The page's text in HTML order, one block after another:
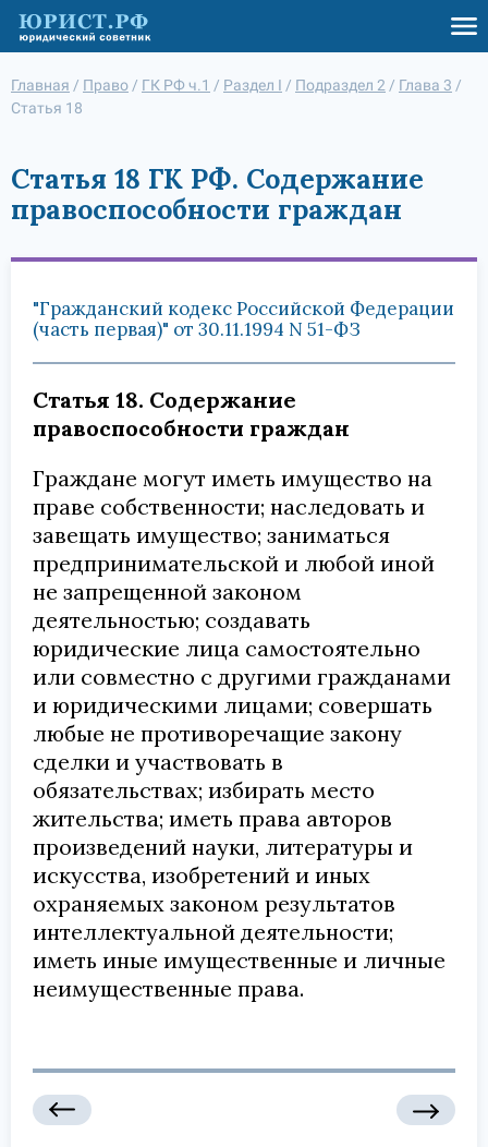
Главная / Право / ГК РФ ч.1 / Раздел I / Подраздел 2 / Глава 3 /
Статья 18
Статья 18 ГК РФ. Содержание
правоспособности граждан
"Гражданский кодекс Российской Федерации
(часть первая)" от 30.11.1994 N 51-ФЗ
Статья 18. Содержание
правоспособности граждан
Граждане могут иметь имущество на
праве собственности; наследовать и
завещать имущество; заниматься
предпринимательской и любой иной
не запрещенной законом
деятельностью; создавать
юридические лица самостоятельно
или совместно с другими гражданами
и юридическими лицами; совершать
любые не противоречащие закону
сделки и участвовать в
обязательствах; избирать место
жительства; иметь права авторов
произведений науки, литературы и
искусства, изобретений и иных
охраняемых законом результатов
интеллектуальной деятельности;
иметь иные имущественные и личные
неимущественные права.